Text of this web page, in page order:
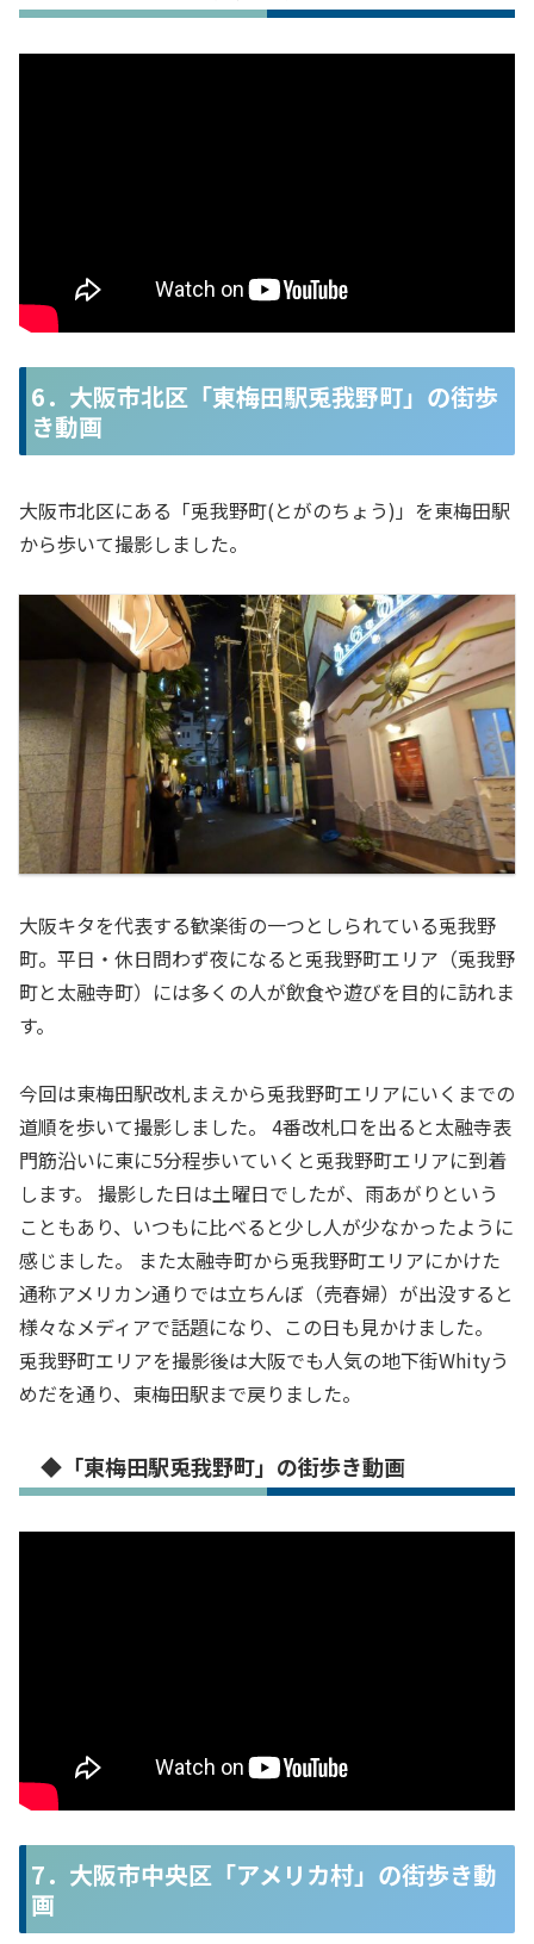
6．大阪市北区「東梅田駅兎我野町」の街歩
き動画
大阪市北区にある「兎我野町(とがのちょう)」を東梅田駅
から歩いて撮影しました。
大阪キタを代表する歓楽街の一つとしられている兎我野
町。平日・休日問わず夜になると兎我野町エリア（兎我野
町と太融寺町）には多くの人が飲食や遊びを目的に訪れま
す。
今回は東梅田駅改札まえから兎我野町エリアにいくまでの
道順を歩いて撮影しました。 4番改札口を出ると太融寺表
門筋沿いに東に5分程歩いていくと兎我野町エリアに到着
します。 撮影した日は土曜日でしたが、雨あがりという
こともあり、いつもに比べると少し人が少なかったように
感じました。 また太融寺町から兎我野町エリアにかけた
通称アメリカン通りでは立ちんぼ（売春婦）が出没すると
様々なメディアで話題になり、この日も見かけました。
兎我野町エリアを撮影後は大阪でも人気の地下街Whityう
めだを通り、東梅田駅まで戻りました。
◆「東梅田駅兎我野町」の街歩き動画
7．大阪市中央区「アメリカ村」の街歩き動
画